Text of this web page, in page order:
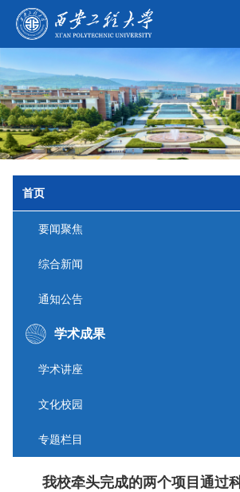
首页
要闻聚焦
综合新闻
通知公告
学术成果
学术讲座
文化校园
专题栏目
我校牵头完成的两个项目通过